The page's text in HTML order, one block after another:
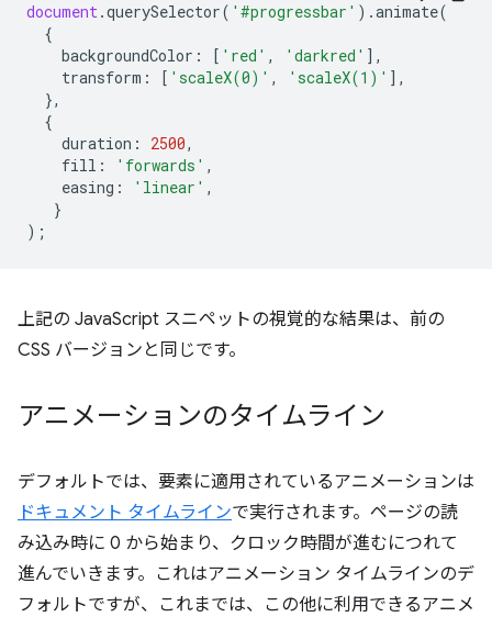
document.querySelector( '#progressbar' ).animate(
{
backgroundColor : [ 'red' , 'darkred' ],
transform : [ 'scaleX(0)' , 'scaleX(1)' ],
},
{
duration : 2500,
fill : 'forwards' ,
easing : 'linear' ,
}
);
上記の JavaScript スニペットの視覚的な結果は、前の
CSS バージョンと同じです。
アニメーションのタイムライン
デフォルトでは、要素に適用されているアニメーションは
ドキュメント タイムラインで実行されます。ページの読
み込み時に 0 から始まり、クロック時間が進むにつれて
進んでいきます。これはアニメーション タイムラインのデ
フォルトですが、これまでは、この他に利用できるアニメ